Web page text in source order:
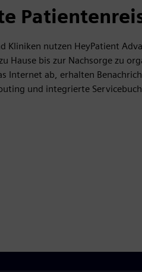
Kliniken nutzen HeyPatient
Hause bis zur Nachsorge zu
Internet ab, erhalten
und integrierte